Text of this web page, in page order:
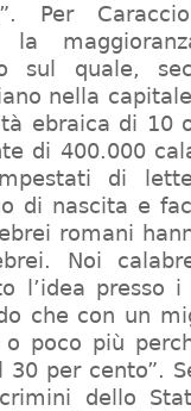
Per
sul quale,
nella
ebraica di 10
di 400.000
di
di nascita e
romani
Noi
l’idea presso
che con un
poco più
per cento”.
dello